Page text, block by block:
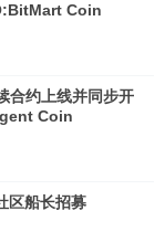
Coin
合约上线并同步开
Coin
区船长招募